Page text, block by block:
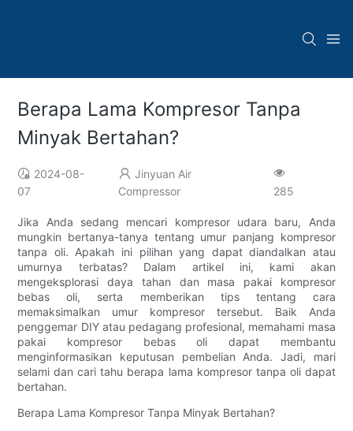
Berapa Lama Kompresor Tanpa
Minyak Bertahan?
2024-08-
07
Jinyuan Air
Compressor
285
Jika Anda sedang mencari kompresor udara baru, Anda
mungkin bertanya-tanya tentang umur panjang kompresor
tanpa oli. Apakah ini pilihan yang dapat diandalkan atau
umurnya terbatas? Dalam artikel ini, kami akan
mengeksplorasi daya tahan dan masa pakai kompresor
bebas oli, serta memberikan tips tentang cara
memaksimalkan umur kompresor tersebut. Baik Anda
penggemar DIY atau pedagang profesional, memahami masa
pakai kompresor bebas oli dapat membantu
menginformasikan keputusan pembelian Anda. Jadi, mari
selami dan cari tahu berapa lama kompresor tanpa oli dapat
bertahan.
Berapa Lama Kompresor Tanpa Minyak Bertahan?